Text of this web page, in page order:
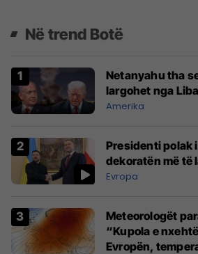
Në trend Botë
Netanyahu tha
largohet nga
Amerika
Presidenti polak
dekoratën më të
Evropa
Meteorologët
“Kupola e
Evropën,